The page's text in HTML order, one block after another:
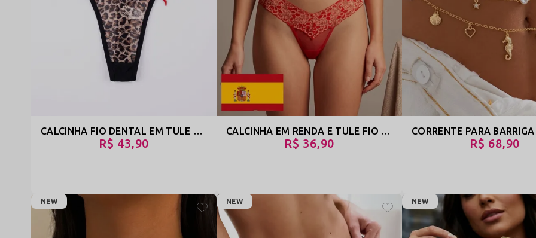
CALCINHA FIO DENTAL EM TULE ANIMAL PRINT COM BIJU DE PIMENTA - AMORA
R$ 43,90
CALCINHA EM RENDA E TULE FIO DENTAL - LINGERIE SENSUAL - ESPANHA
R$ 36,90 R$ 68,90
NEW NEW NEW